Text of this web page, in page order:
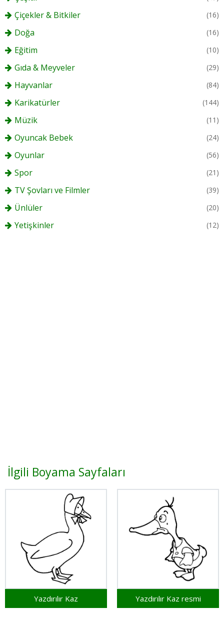
Çiçekler & Bitkiler (16)
Doğa (16)
Eğitim (10)
Gıda & Meyveler (29)
Hayvanlar (84)
Karikatürler (144)
Müzik (11)
Oyuncak Bebek (24)
Oyunlar (56)
Spor (21)
TV Şovları ve Filmler (39)
Ünlüler (20)
Yetişkinler (12)
İlgili Boyama Sayfaları
Yazdırılır Kaz Yazdırılır Kaz resmi